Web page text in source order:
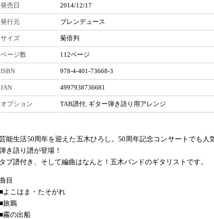
発売日 2014/12/17
発行元 ブレンデュース
サイズ 菊倍判
ページ数 112ページ
ISBN 978-4-401-73668-3
JAN 4997938736681
オプション TAB譜付, ギター弾き語り用アレンジ
能生活50周年を迎えた五木ひろし。50周年記念コンサートでも人
き語り譜が登場！
タブ譜付き、そして編曲はなんと！五木バンドのギタリストです。
曲目
よこはま・たそがれ
旅鴉
霧の出船